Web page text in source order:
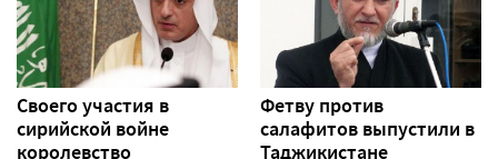
Своего участия в
сирийской войне
королевство
Фетву против
салафитов выпустили в
Таджикистане